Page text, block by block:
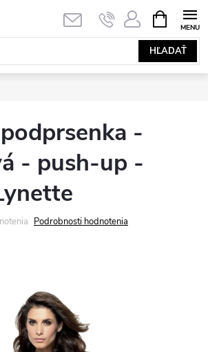
HĽADAŤ
KOŠÍK
-
- push-up -
Podrobnosti hodnotenia